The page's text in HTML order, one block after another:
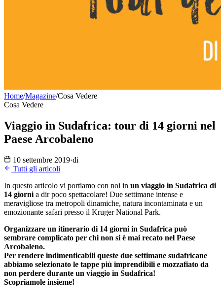
Home/Magazine/Cosa Vedere
Cosa Vedere
Viaggio in Sudafrica: tour di 14 giorni nel
Paese Arcobaleno
10 settembre 2019·di
Tutti gli articoli
In questo articolo vi portiamo con noi in un viaggio in Sudafrica di
14 giorni a dir poco spettacolare! Due settimane intense e
meravigliose tra metropoli dinamiche, natura incontaminata e un
emozionante safari presso il Kruger National Park.
Organizzare un itinerario di 14 giorni in Sudafrica può
sembrare complicato per chi non si è mai recato nel Paese
Arcobaleno.
Per rendere indimenticabili queste due settimane sudafricane
abbiamo selezionato le tappe più imprendibili e mozzafiato da
non perdere durante un viaggio in Sudafrica!
Scopriamole insieme!